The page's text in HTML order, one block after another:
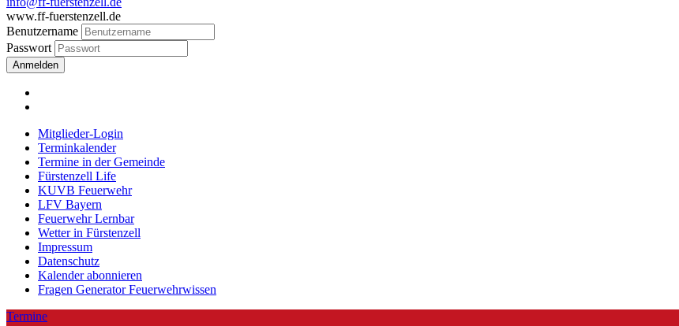
www.ff-fuerstenzell.de
Benutzername
Passwort
Anmelden
Mitglieder-Login
Terminkalender
Termine in der Gemeinde
Fürstenzell Life
KUVB Feuerwehr
LFV Bayern
Feuerwehr Lernbar
Wetter in Fürstenzell
Impressum
Datenschutz
Kalender abonnieren
Fragen Generator Feuerwehrwissen
Termine